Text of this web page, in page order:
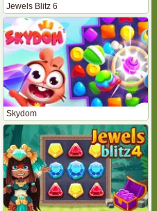
Jewels Blitz 6
Skydom